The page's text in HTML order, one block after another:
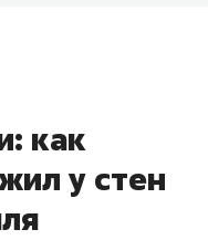
как
у стен